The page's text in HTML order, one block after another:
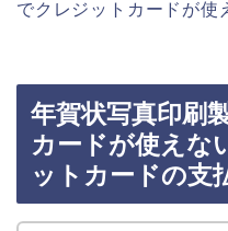
でクレジットカードが使
年賀状写真印刷
カードが使えな
ットカードの支